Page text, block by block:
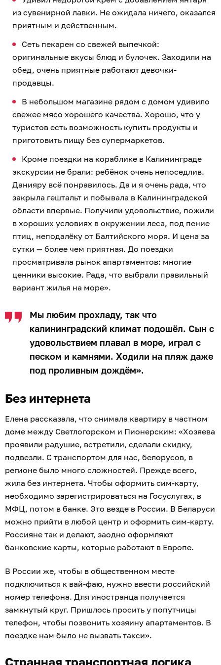
из сувенирной лавки. Не ожидала ничего, оказался
приятным и действенным.
Сеть пекарен со свежей выпечкой:
оригинальные вкусы блюд и булочек. Заходили на
обед, очень приятные работают девочки-
продавцы.
В небольшом магазине рядом с домом удивило
свежее мясо хорошего качества. Хорошо, что у
туристов есть возможность купить продукты и
приготовить пищу без супермаркетов.
Кроме поездки на кораблике в Калининграде
экскурсии не брали: ребёнок очень непоседлив.
Данияру всё понравилось. Да и я очень рада, что
закрыла гештальт и побывала в Калининградской
области впервые. Получили удовольствие, пожили
в хороших условиях в окружении леса, под пение
птиц, неподалёку от Балтийского моря. И цена за
сутки — более чем приятная. До поездки
просматривала рынок апартаментов: многие
ценники высокие. Рада, что выбрали правильный
вариант жилья на море».
Мы любим прохладу, так что
калининградский климат подошёл. Cын с
удовольствием плавал в море, играл с
песком и камнями. Ходили на пляж даже
под проливным дождём».
Без интернета
Елена рассказала, что снимала квартиру в частном
доме между Светлогорском и Пионерским: «Хозяева
проявили радушие, встретили, сделали скидку,
подвезли. С транспортом для нас, белорусов, в
регионе было много сложностей. Прежде всего,
жила без интернета. Чтобы оформить сим-карту,
необходимо зарегистрироваться на Госуслугах, в
МФЦ, потом в банке. Это везде в России. В Беларуси
можно прийти в любой центр и оформить сим-карту.
Россияне так и делают, заодно оформляют
банковские карты, которые работают в Европе.
В России же, чтобы в общественном месте
подключиться к вай-фаю, нужно ввести российский
номер телефона. Для иностранца получается
замкнутый круг. Пришлось просить у попутчицы
телефон, чтобы позвонить хозяину апартаментов. В
поездке нам было не вызвать такси».
Странная транспортная логика